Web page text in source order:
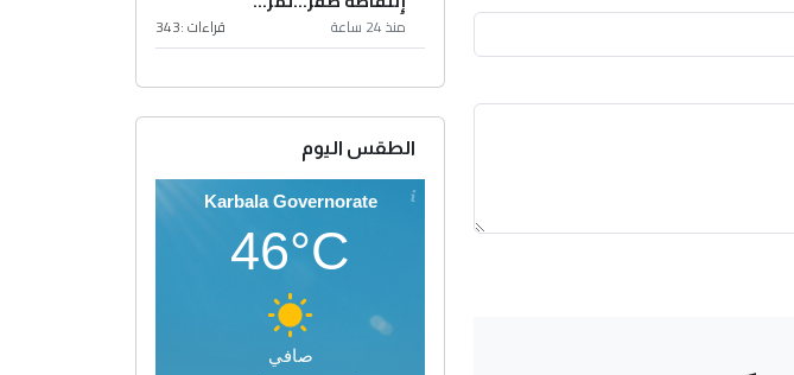
منذ 24 ساعة قراءات :343
الطقس اليوم
Karbala Governorate
46°C
صافي